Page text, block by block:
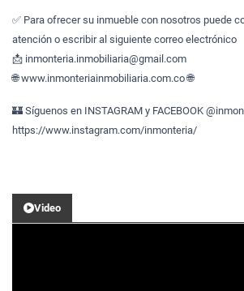
✅ Para ofrecer su inmueble con nosotros puede
atención o escribir al siguiente correo electrónico
📩 inmonteria.inmobiliaria@gmail.com
🌐 www.inmonteriainmobiliaria.com.co 🌐
🏰 Síguenos en INSTAGRAM y FACEBOOK
https://www.instagram.com/inmonteria/
Video